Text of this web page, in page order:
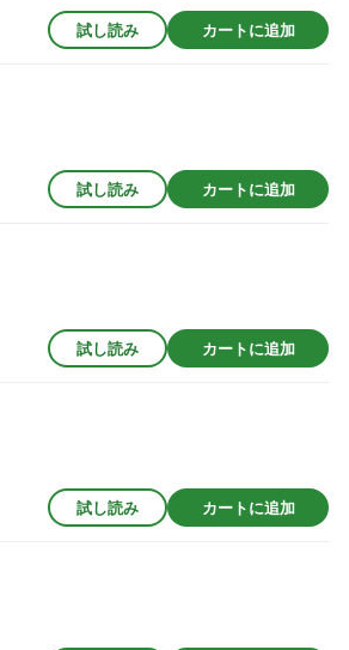
試し読み カートに追加
試し読み カートに追加
試し読み カートに追加
試し読み カートに追加